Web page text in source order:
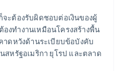
ะต้องรับผิดชอบต่อเงินของผู้
งทำงานเหมือนโครงสร้างพื้น
าดหวังด้านระเบียบข้อบังคับ
สหรัฐอเมริกา ยุโรป และตลาด